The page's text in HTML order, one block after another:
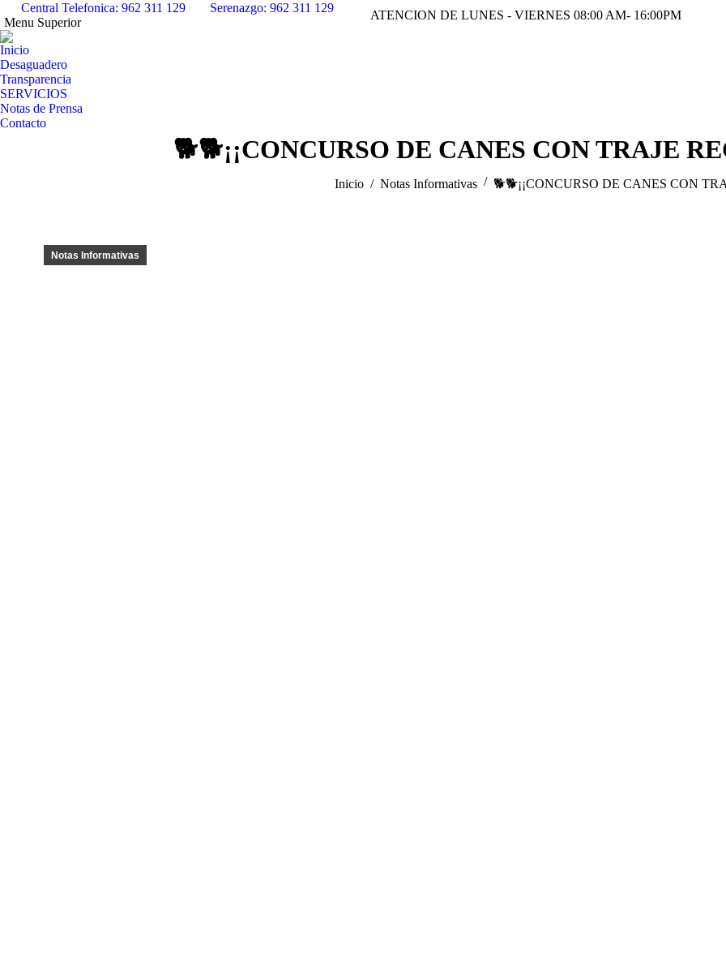
Central Telefonica: 962 311 129
Serenazgo: 962 311 129
Menu Superior
ATENCION DE LUNES - VIERNES 08:00 AM- 16:00PM
Inicio
Desaguadero
Transparencia
SERVICIOS
Notas de Prensa
Contacto
🐕🐕¡¡CONCURSO DE CANES CON TRAJE
Estás aquí:
Inicio Notas Informativas 🐕🐕¡¡CONCURSO DE CANES CON
Notas Informativas